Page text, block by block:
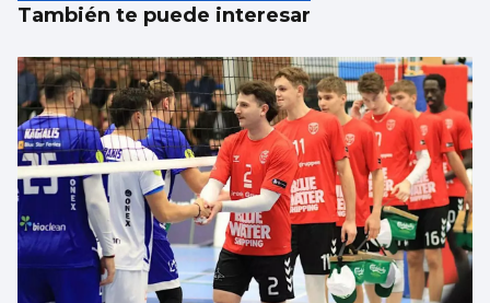
También te puede interesar